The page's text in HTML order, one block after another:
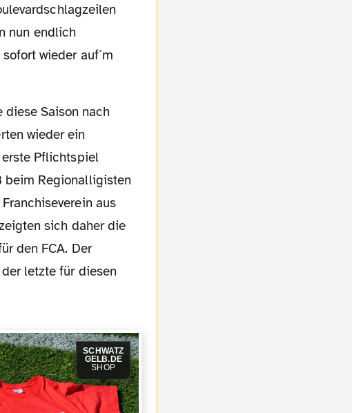
nun endlich
wieder auf´m
wieder ein
Pflichtspiel
beim Regionalligisten
aus
sich daher die
den FCA. Der
letzte für diesen
SCHWATZ
GELB.DE
SHOP